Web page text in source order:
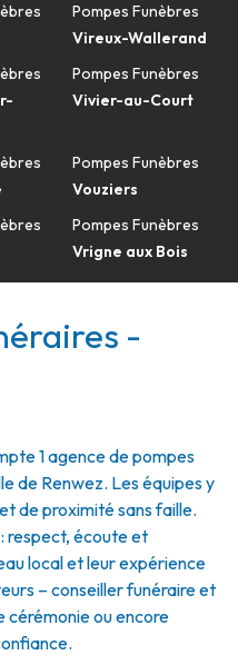
Pompes Funèbres
Vireux-Wallerand
Pompes Funèbres
Vivier-au-Court
Pompes Funèbres
Vouziers
Pompes Funèbres
Vrigne aux Bois
-
1 agence de pompes
de Renwez. Les équipes y
de proximité sans faille.
respect, écoute et
local et leur expérience
– conseiller funéraire et
cérémonie ou encore